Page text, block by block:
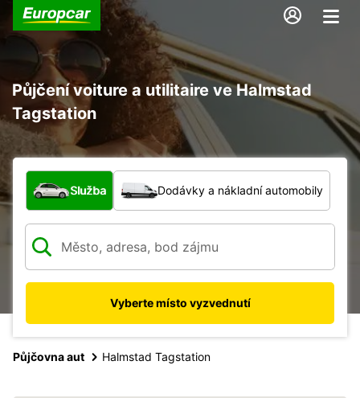
Půjčení voiture a utilitaire ve Halmstad
Tagstation
Jaký typ vozidla?
Služba Dodávky a nákladní automobily
Vyberte místo vyzvednutí
Půjčovna aut Halmstad Tagstation